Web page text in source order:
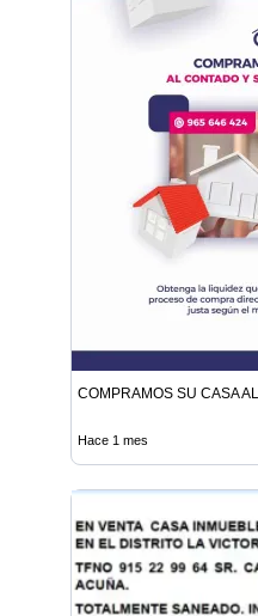
COMPRAMOS SU CASA
Hace 1 mes